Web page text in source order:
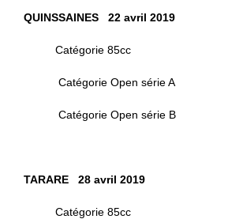
QUINSSAINES 22 avril 2019
Catégorie 85cc
Catégorie Open série A
Catégorie Open série B
TARARE 28 avril 2019
Catégorie 85cc